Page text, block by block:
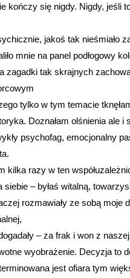
kończy się nigdy. Nigdy, jeśli
jakoś tak nieśmiało
mnie na panel podłogowy
zagadki tak skrajnych
tylko w tym temacie
Doznałam olśnienia ale
psychofag, emocjonalny
kilka razy w ten
– byłaś witalną,
rozmawiały ze sobą moje
– za frak i won z
wyobrażenie. Decyzja to
jest ofiara tym